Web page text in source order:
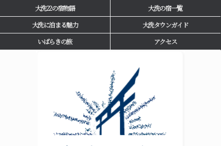
大洗22の宿物語
大洗の宿一覧
大洗に泊まる魅力
大洗タウンガイド
いばらきの旅
アクセス